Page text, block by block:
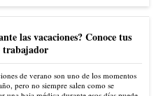
las vacaciones? Conoce tus
trabajador
de verano son uno de los momentos
pero no siempre salen como se